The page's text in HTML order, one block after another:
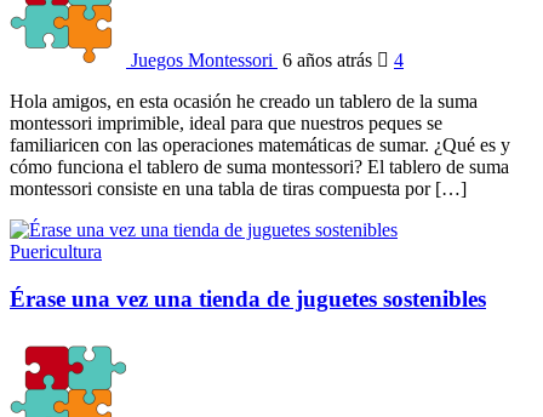
Juegos Montessori 6 años atrás
4
Hola amigos, en esta ocasión he creado un tablero de la suma
montessori imprimible, ideal para que nuestros peques se
familiaricen con las operaciones matemáticas de sumar. ¿Qué es y
cómo funciona el tablero de suma montessori? El tablero de suma
montessori consiste en una tabla de tiras compuesta por […]
Puericultura
Érase una vez una tienda de juguetes sostenibles